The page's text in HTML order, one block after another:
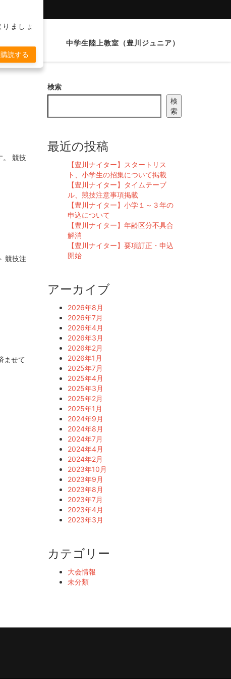
中学生陸上教室（豊川ジュニア）
。 競技
競技注
ませて
検索
検
索
最近の投稿
【豊川ナイター】スタートリス
ト、小学生の招集について掲載
【豊川ナイター】タイムテーブ
ル、競技注意事項掲載
【豊川ナイター】小学１～３年の
申込について
【豊川ナイター】年齢区分不具合
解消
【豊川ナイター】要項訂正・申込
開始
アーカイブ
2026年8月
2026年7月
2026年4月
2026年3月
2026年2月
2026年1月
2025年7月
2025年4月
2025年3月
2025年2月
2025年1月
2024年9月
2024年8月
2024年7月
2024年4月
2024年2月
2023年10月
2023年9月
2023年8月
2023年7月
2023年4月
2023年3月
カテゴリー
大会情報
未分類
ましょ
購読する